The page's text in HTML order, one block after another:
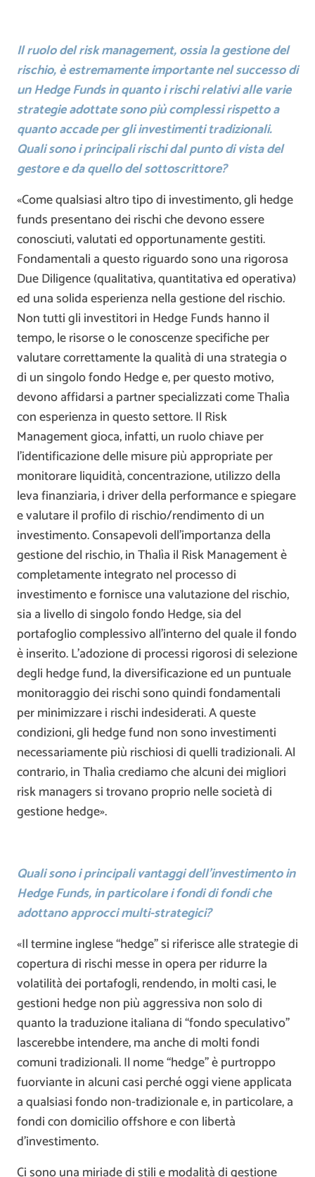
Il ruolo del risk management, ossia la gestione del
rischio, è estremamente importante nel successo di
un Hedge Funds in quanto i rischi relativi alle varie
strategie adottate sono più complessi rispetto a
quanto accade per gli investimenti tradizionali.
Quali sono i principali rischi dal punto di vista del
gestore e da quello del sottoscrittore?
«Come qualsiasi altro tipo di investimento, gli hedge
funds presentano dei rischi che devono essere
conosciuti, valutati ed opportunamente gestiti.
Fondamentali a questo riguardo sono una rigorosa
Due Diligence (qualitativa, quantitativa ed operativa)
ed una solida esperienza nella gestione del rischio.
Non tutti gli investitori in Hedge Funds hanno il
tempo, le risorse o le conoscenze specifiche per
valutare correttamente la qualità di una strategia o
di un singolo fondo Hedge e, per questo motivo,
devono affidarsi a partner specializzati come Thalìa
con esperienza in questo settore. Il Risk
Management gioca, infatti, un ruolo chiave per
l’identificazione delle misure più appropriate per
monitorare liquidità, concentrazione, utilizzo della
leva finanziaria, i driver della performance e spiegare
e valutare il profilo di rischio/rendimento di un
investimento. Consapevoli dell’importanza della
gestione del rischio, in Thalìa il Risk Management è
completamente integrato nel processo di
investimento e fornisce una valutazione del rischio,
sia a livello di singolo fondo Hedge, sia del
portafoglio complessivo all’interno del quale il fondo
è inserito. L’adozione di processi rigorosi di selezione
degli hedge fund, la diversificazione ed un puntuale
monitoraggio dei rischi sono quindi fondamentali
per minimizzare i rischi indesiderati. A queste
condizioni, gli hedge fund non sono investimenti
necessariamente più rischiosi di quelli tradizionali. Al
contrario, in Thalìa crediamo che alcuni dei migliori
risk managers si trovano proprio nelle società di
gestione hedge».
Quali sono i principali vantaggi dell’investimento in
Hedge Funds, in particolare i fondi di fondi che
adottano approcci multi-strategici?
«Il termine inglese “hedge” si riferisce alle strategie di
copertura di rischi messe in opera per ridurre la
volatilità dei portafogli, rendendo, in molti casi, le
gestioni hedge non più aggressiva non solo di
quanto la traduzione italiana di “fondo speculativo”
lascerebbe intendere, ma anche di molti fondi
comuni tradizionali. Il nome “hedge” è purtroppo
fuorviante in alcuni casi perché oggi viene applicata
a qualsiasi fondo non-tradizionale e, in particolare, a
fondi con domicilio offshore e con libertà
d’investimento.
Ci sono una miriade di stili e modalità di gestione